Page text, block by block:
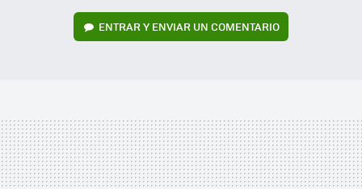
ENTRAR Y ENVIAR UN COMENTARIO